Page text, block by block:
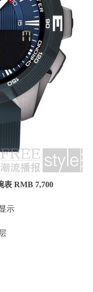
表 RMB 7,700
示